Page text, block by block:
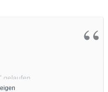
gelaufen
consumer/home-